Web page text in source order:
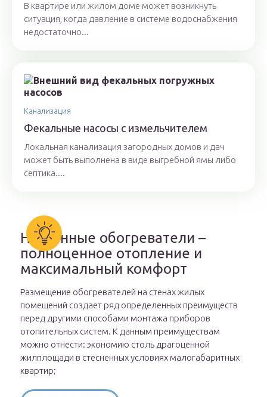
В квартире или жилом доме может возникнуть
ситуация, когда давление в системе водоснабжения
недостаточно...
Канализация
Фекальные насосы с измельчителем
Локальная канализация загородных домов и дач
может быть выполнена в виде выгребной ямы либо
септика....
Настенные обогреватели –
полноценное отопление и
максимальный комфорт
Размещение обогревателей на стенах жилых
помещений создает ряд определенных преимуществ
перед другими способами монтажа приборов
отопительных систем. К данным преимуществам
можно отнести: экономию столь драгоценной
жилплощади в стесненных условиях малогабаритных
квартир;